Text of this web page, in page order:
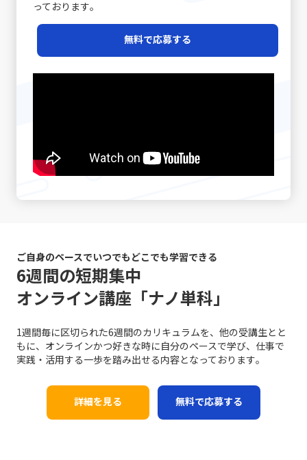
後の誤解を避けることができます。また、日常的なコミュ
には話の流れからその理解度を汲み取る姿勢が重要です。
経験豊富なマネージャーの中には、相手の話し方をよく観
める手法を実践している方もいます。さらに、後日話の内
るために、日常的に論理的思考をトレーニングすることが
重要です。論理的に物事を整理し、因果関係を明確にする
多くのビジネスシーンで応用可能であり、適切に実践する
ことで、業務効率やチームの生産性の向上につながりま
す。経験に基づく実践例を参考に、各自の環境に合った方
法を柔軟に取り入れる姿勢が求められます。 まとめ 以上
は、単なる一方的な問題ではなく、双方の認識のズレや情
報伝達の不備、さらには思考の整理不足から来る複合的な
現象です。特に「仕事で話が噛み合わない人との対処法」
す。まず、会議や打ち合わせの場では、前提条件の確認や
具体的な言葉選び、相手の理解度を逐一確認する姿勢が求
められます。次に、必要に応じて一度話を持ち帰り、冷静
いては、相手に正しく意図が伝わるかどうかが重要であ
り、結果として行動変容が起こることが成功指標となりま
伝えることができないという不確実性があります。言葉だ
のバイアスにも気を付ける必要があります。各個人が持つ
固定概念や先入観は、意図しない誤解やコミュニケーショ
に正しいという前提に立たず、相手の立場や背景を十分に
も多い一方で、相手の感情に寄り添うことも必要不可欠で
す。論理だけでは伝え切れない部分や、感情を込めた発信
が不足していると、相手の共感を得ることが難しくなり、
結果的に意思疎通がうまくいかない可能性があります。こ
力」の現場においては、感情表現と論理的説明のバランス
を取るための訓練が不可欠です。 さらに、目的意識の欠如
にも注意が必要です。コミュニケーションは方法そのもの
手段です。目的が明確でないまま話を進めると、どれだけ
テクニックを駆使しても、受信者にとって重要なポイント
が伝わらず、業務上の成果に結び付かない場合がありま
けるポルシェの例は、限られた層に対して圧倒的なブラン
ド価値を提供する成功例と言えるでしょう。この戦略は、
レッドオーシャンの戦い方の一環として、自社の強みや専
ンの戦い方」を模索する際、伝統的な戦略だけではなく、
デジタル技術の活用や情報分析に基づく意思決定が求めら
れるようになりました。 例えば、デジタルマーケティング
や宣伝方法とは一線を画す新たな方法として取り入れられ
ています。このように、レッドオーシャンの戦い方におい
ては、伝統的な戦略と最新のテクノロジーを融合させるこ
とで、競争優位性を確保する必要があるのです。 競争にお
ける成功事例と失敗事例 現実のビジネスシーンにおいて、
たります。成功した企業は、明確な戦略と確固たる差別
化、そして徹底したコスト管理を実践しています。たとえ
ば、コカ・コーラは新市場としてチューハイ・サワー市場
基づく戦略展開により、短期間で一定の市場シェアを獲得
しました。また、トヨタ自動車は常に「カイゼン」を徹底
る中で、自己管理能力が強く問われるようになりました。
慣の見直しにとどまらず、自己のキャリア戦略を見直すた
めの重要な要素ともなっています。次のセクションでは、
トについて詳述していきます。 先延ばし癖の注意点 先延
を生むことになります。また、タスクが山積みになること
により、精神的・肉体的なストレスが急増する点にも十分
リア上の成長機会や重要なチャンスが逃されることにつな
がります。そのため、先延ばし癖は単なる個人的な問題に
留まらず、社会人としての基礎力や信頼性を左右する重大
な問題と言えます。 ここで特に留意すべきは、先延ばしの
いるという点です。完璧主義者は、全ての条件が整うのを
待ってから行動するため、結果としてタスクが無期限に先
延ばしにされる傾向があります。一方、失敗を恐れる心理
果として問題が先送りされる原因となります。こうした心
理的要因への正しいアプローチなくしては、「後回し癖の
改善」は達成しにくいと言えるでしょう。 また、ADHDの
っております｡
無料で応募する
ご自身のペースでいつでもどこでも学習できる
6週間の短期集中
オンライン講座「ナノ単科」
1週間毎に区切られた6週間のカリキュラムを、他の受講生とと
もに、オンラインかつ好きな時に自分のペースで学び、仕事で
実践・活用する一歩を踏み出せる内容となっております｡
詳細を見る 無料で応募する